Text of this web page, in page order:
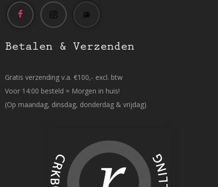
Betalen & Verzenden
Gratis verzending v.a. €100,- excl. btw
Voor 14:00 besteld = Morgen in huis!
(Op maandag, dinsdag, donderdag & vrijdag)